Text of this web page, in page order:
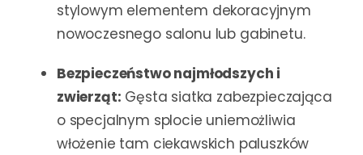
stylowym elementem dekoracyjnym
nowoczesnego salonu lub gabinetu.
Bezpieczeństwo najmłodszych i
zwierząt: Gęsta siatka zabezpieczająca
o specjalnym splocie uniemożliwia
włożenie tam ciekawskich paluszków